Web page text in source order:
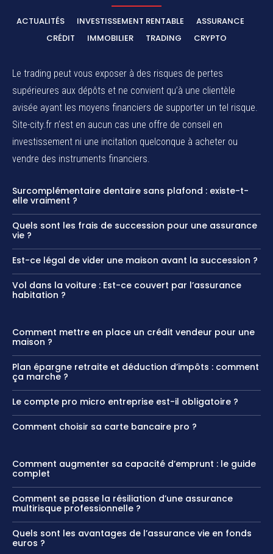
ACTUALITÉS INVESTISSEMENT RENTABLE
ASSURANCE
CRÉDIT
IMMOBILIER TRADING CRYPTO
Le trading peut vous exposer à des risques de pertes
supérieures aux dépôts et ne convient qu’à une clientèle
avisée ayant les moyens financiers de supporter un tel risque.
Site-city.fr n’est en aucun cas une offre de conseil en
investissement ni une incitation quelconque à acheter ou
vendre des instruments financiers.
Surcomplémentaire dentaire sans plafond : existe-t-
elle vraiment ?
Quels sont les frais de succession pour une assurance
vie ?
Est-ce légal de vider une maison avant la succession ?
Vol dans la voiture : Est-ce couvert par l’assurance
habitation ?
Comment mettre en place un crédit vendeur pour une
maison ?
Plan épargne retraite et déduction d’impôts : comment
ça marche ?
Le compte pro micro entreprise est-il obligatoire ?
Comment choisir sa carte bancaire pro ?
Comment augmenter sa capacité d’emprunt : le guide
complet
Comment se passe la résiliation d’une assurance
multirisque professionnelle ?
Quels sont les avantages de l’assurance vie en fonds
euros​ ?